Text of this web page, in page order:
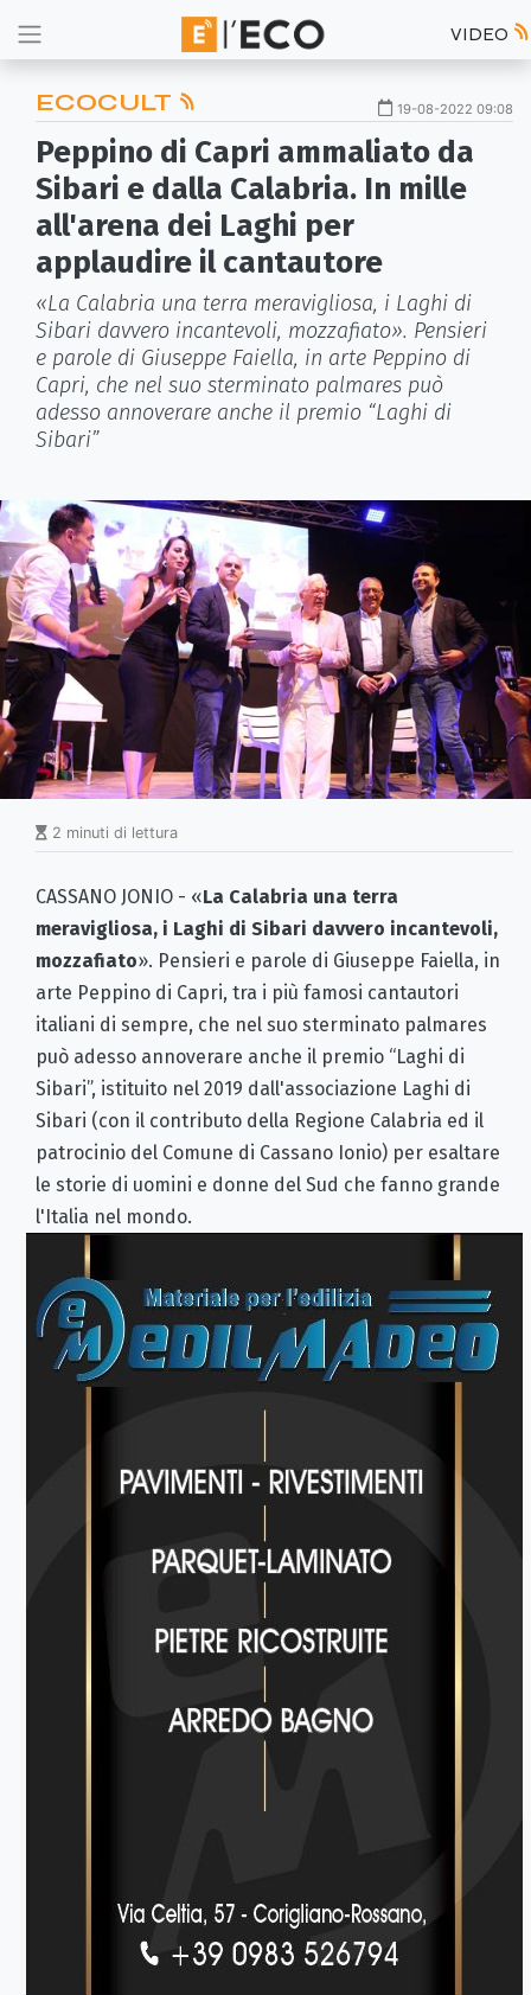
VIDEO
ECOCULT 19-08-2022 09:08
Peppino di Capri ammaliato da
Sibari e dalla Calabria. In mille
all'arena dei Laghi per
applaudire il cantautore
«La Calabria una terra meravigliosa, i Laghi di
Sibari davvero incantevoli, mozzafiato». Pensieri
e parole di Giuseppe Faiella, in arte Peppino di
Capri, che nel suo sterminato palmares può
adesso annoverare anche il premio “Laghi di
Sibari”
2 minuti di lettura
CASSANO JONIO - «La Calabria una terra
meravigliosa, i Laghi di Sibari davvero incantevoli,
mozzafiato». Pensieri e parole di Giuseppe Faiella, in
arte Peppino di Capri, tra i più famosi cantautori
italiani di sempre, che nel suo sterminato palmares
può adesso annoverare anche il premio “Laghi di
Sibari”, istituito nel 2019 dall'associazione Laghi di
Sibari (con il contributo della Regione Calabria ed il
patrocinio del Comune di Cassano Ionio) per esaltare
le storie di uomini e donne del Sud che fanno grande
l'Italia nel mondo.